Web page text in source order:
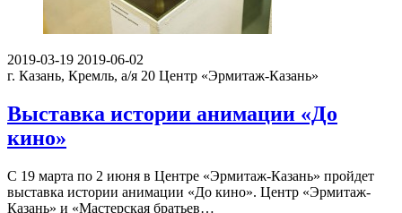
2019-03-19 2019-06-02
г. Казань, Кремль, а/я 20 Центр «Эрмитаж-Казань»
Выставка истории анимации «До
кино»
С 19 марта по 2 июня в Центре «Эрмитаж-Казань» пройдет
выставка истории анимации «До кино». Центр «Эрмитаж-
Казань» и «Мастерская братьев…